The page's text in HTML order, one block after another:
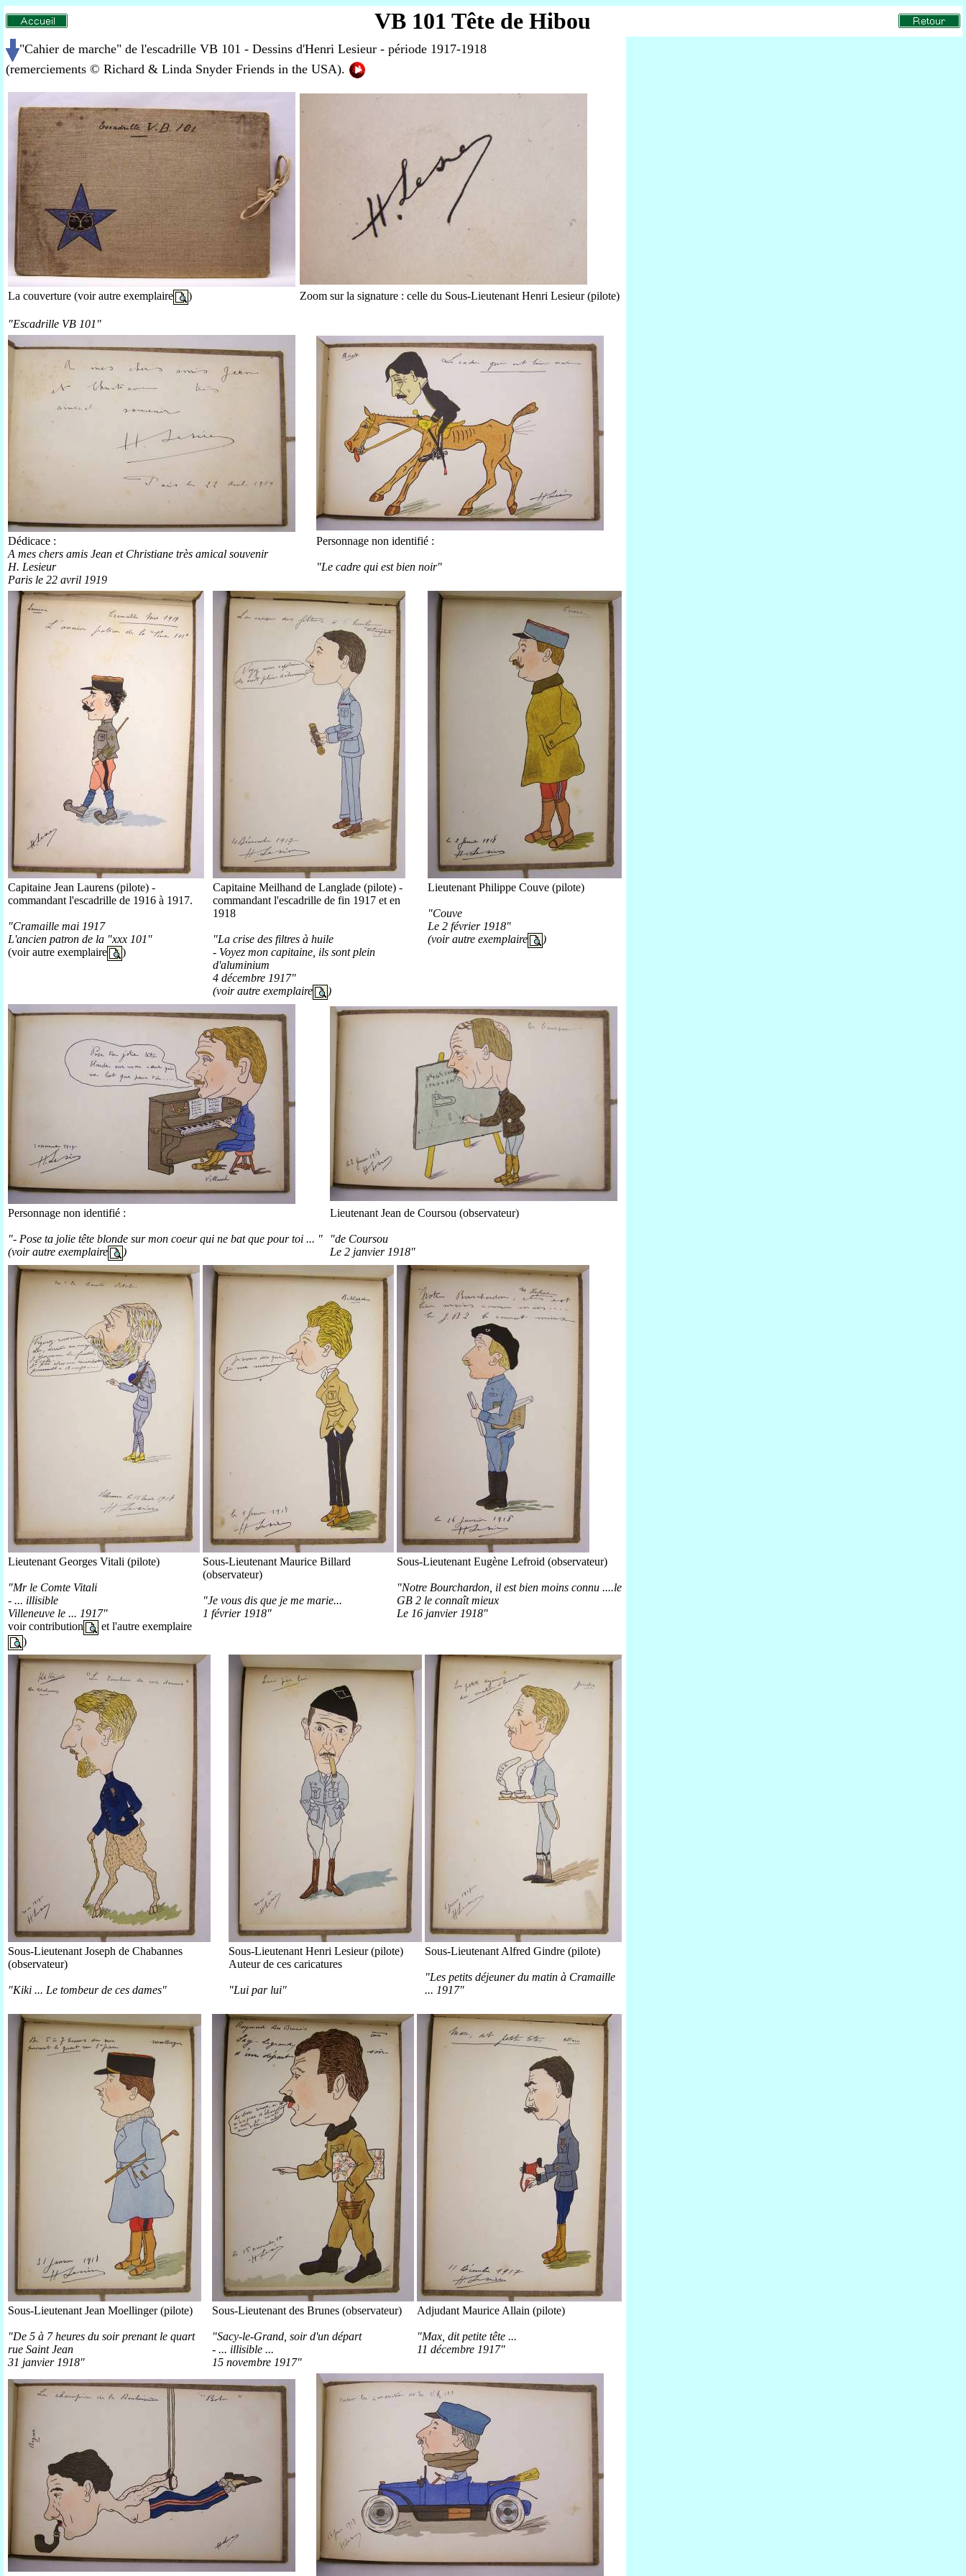
VB 101 Tête de Hibou
"Cahier de marche" de l'escadrille VB 101 - Dessins d'Henri Lesieur - période 1917-1918
(remerciements © Richard & Linda Snyder Friends in the USA).
La couverture (voir autre exemplaire )
"Escadrille VB 101"
Zoom sur la signature : celle du Sous-Lieutenant Henri Lesieur (pilote)
Dédicace :
A mes chers amis Jean et Christiane très amical souvenir
H. Lesieur
Paris le 22 avril 1919
Personnage non identifié :
"Le cadre qui est bien noir"
Capitaine Jean Laurens (pilote) -
commandant l'escadrille de 1916 à 1917.
"Cramaille mai 1917
L'ancien patron de la "xxx 101"
(voir autre exemplaire
)
Capitaine Meilhand de Langlade (pilote) -
commandant l'escadrille de fin 1917 et en
1918
"La crise des filtres à huile
- Voyez mon capitaine, ils sont plein
d'aluminium
4 décembre 1917"
(voir autre exemplaire
)
Lieutenant Philippe Couve (pilote)
"Couve
Le 2 février 1918"
(voir autre exemplaire
)
Personnage non identifié :
"- Pose ta jolie tête blonde sur mon coeur qui ne bat que pour toi ... "
(voir autre exemplaire
)
Lieutenant Jean de Coursou (observateur)
"de Coursou
Le 2 janvier 1918"
Lieutenant Georges Vitali (pilote)
"Mr le Comte Vitali
- ... illisible
Villeneuve le ... 1917"
voir contribution
et l'autre exemplaire
)
Sous-Lieutenant Maurice Billard
(observateur)
"Je vous dis que je me marie...
1 février 1918"
Sous-Lieutenant Eugène Lefroid (observateur)
"Notre Bourchardon, il est bien moins connu ....le
GB 2 le connaît mieux
Le 16 janvier 1918"
Sous-Lieutenant Joseph de Chabannes
(observateur)
"Kiki ... Le tombeur de ces dames"
Sous-Lieutenant Henri Lesieur (pilote)
Auteur de ces caricatures
"Lui par lui"
Sous-Lieutenant Alfred Gindre (pilote)
"Les petits déjeuner du matin à Cramaille
... 1917"
Sous-Lieutenant Jean Moellinger (pilote)
"De 5 à 7 heures du soir prenant le quart
rue Saint Jean
31 janvier 1918"
Sous-Lieutenant des Brunes (observateur)
"Sacy-le-Grand, soir d'un départ
- ... illisible ...
15 novembre 1917"
Adjudant Maurice Allain (pilote)
"Max, dit petite tête ...
11 décembre 1917"